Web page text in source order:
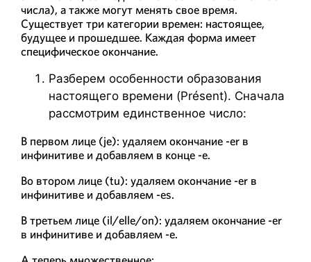
числа), а также могут менять свое время.
Существует три категории времен: настоящее,
будущее и прошедшее. Каждая форма имеет
специфическое окончание.
Разберем особенности образования
настоящего времени (Présent). Сначала
рассмотрим единственное число:
В первом лице (je): удаляем окончание -er в
инфинитиве и добавляем в конце -e.
Во втором лице (tu): удаляем окончание -er в
инфинитиве и добавляем -es.
В третьем лице (il/elle/on): удаляем окончание -er
в инфинитиве и добавляем -e.